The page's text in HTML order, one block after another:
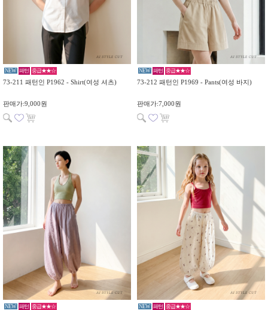
NEW 패턴 중급★★☆
73-211 패턴인 P1962 - Shirt(여성 셔츠)
판매가:9,000원
NEW 패턴 중급★★☆
73-212 패턴인 P1969 - Pants(여성 바지)
판매가:7,000원
NEW 패턴 중급★★☆ NEW 패턴 중급★★☆